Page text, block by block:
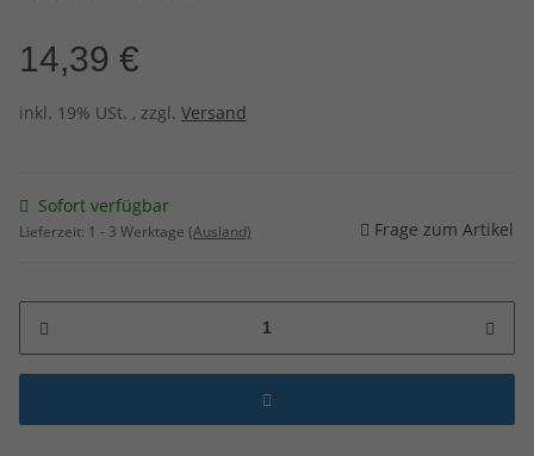
14,39 €
inkl. 19% USt. , zzgl. Versand
Sofort verfügbar
Lieferzeit: 1 - 3 Werktage (Ausland) Frage zum Artikel